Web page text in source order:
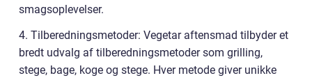
smagsoplevelser.
4. Tilberedningsmetoder: Vegetar aftensmad tilbyder et
bredt udvalg af tilberedningsmetoder som grilling,
stege, bage, koge og stege. Hver metode giver unikke